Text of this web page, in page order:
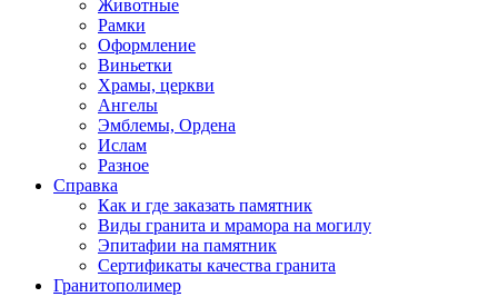
Животные
Рамки
Оформление
Виньетки
Храмы, церкви
Ангелы
Эмблемы, Ордена
Ислам
Разное
Справка
Как и где заказать памятник
Виды гранита и мрамора на могилу
Эпитафии на памятник
Сертификаты качества гранита
Гранитополимер